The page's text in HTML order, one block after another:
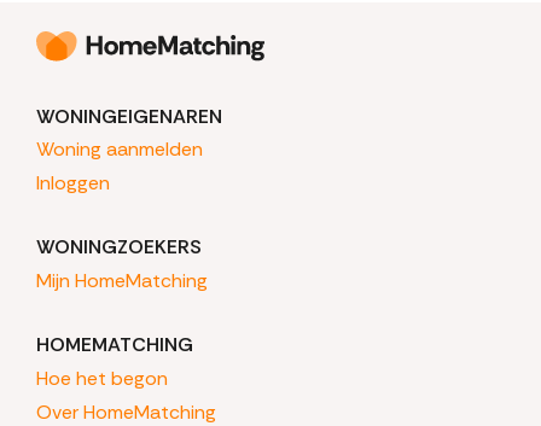
WONINGEIGENAREN
Woning aanmelden
Inloggen
WONINGZOEKERS
Mijn HomeMatching
HOMEMATCHING
Hoe het begon
Over HomeMatching